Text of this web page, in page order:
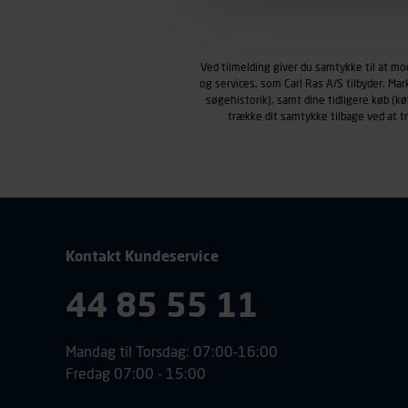
personoplysninger om
klikkes på, sider/indhold
smartphone mv.) samt de
Ved tilmelding giver du samtykke til at
og services, som Carl Ras A/S tilbyder.
søgehistorik), samt dine tidligere køb
trække dit samtykke tilbage ved at
Kontakt Kundeservice
44 85 55 11
Mandag til Torsdag: 07:00-16:00
Fredag 07:00 - 15:00